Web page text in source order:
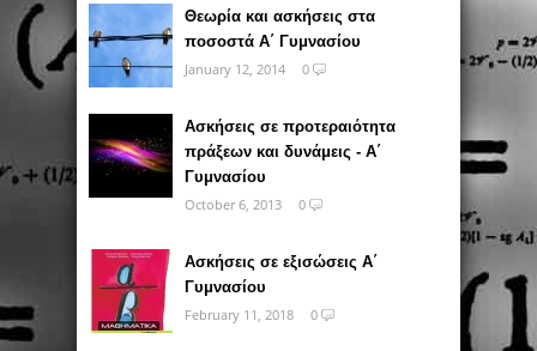
Θεωρία και ασκήσεις στα
ποσοστά Α΄ Γυμνασίου
January 12, 2014
0
Ασκήσεις σε προτεραιότητα
πράξεων και δυνάμεις - Α΄
Γυμνασίου
October 6, 2013
0
Ασκήσεις σε εξισώσεις Α΄
Γυμνασίου
February 11, 2018
0